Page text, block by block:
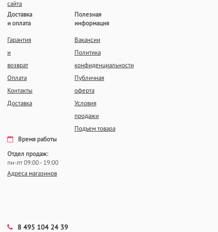
сайта
Доставка
и оплата
Гарантия
и
возврат
Оплата
Контакты
Доставка
Полезная
информация
Вакансии
Политика
конфиденциальности
Публичная
оферта
Условия
продажи
Подъем товара
Время работы
Отдел продаж:
пн-пт 09:00 - 19:00
Адреса магазинов
8 495 104 24 39